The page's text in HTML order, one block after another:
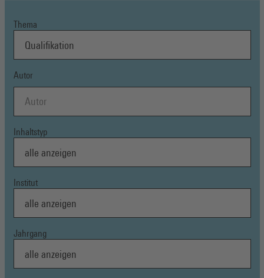
Thema
Autor
Inhaltstyp
Institut
Jahrgang